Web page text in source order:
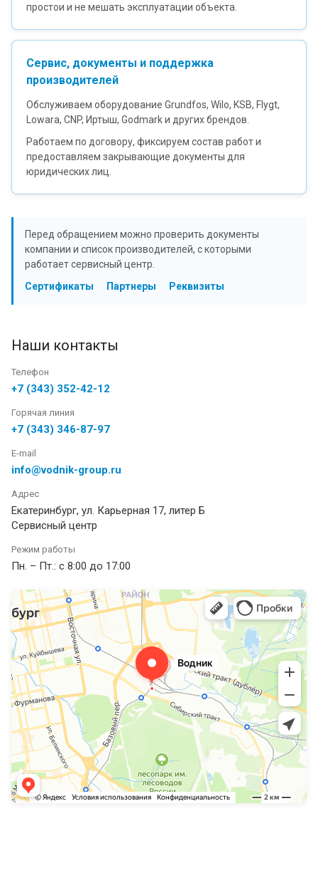
простои и не мешать эксплуатации объекта.
Сервис, документы и поддержка
производителей
Обслуживаем оборудование Grundfos, Wilo, KSB, Flygt,
Lowara, CNP, Иртыш, Godmark и других брендов.
Работаем по договору, фиксируем состав работ и
предоставляем закрывающие документы для
юридических лиц.
Перед обращением можно проверить документы
компании и список производителей, с которыми
работает сервисный центр.
Сертификаты
Партнеры Реквизиты
Наши контакты
Телефон
+7 (343) 352-42-12
Горячая линия
+7 (343) 346-87-97
E-mail
info@vodnik-group.ru
Адрес
Екатеринбург, ул. Карьерная 17, литер Б
Сервисный центр
Режим работы
Пн. – Пт.: с 8:00 до 17:00